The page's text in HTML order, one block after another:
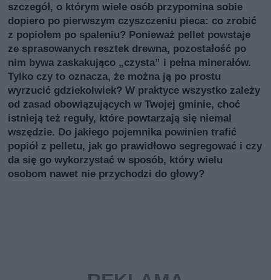
szczegół, o którym wiele osób przypomina sobie
dopiero po pierwszym czyszczeniu pieca: co zrobić
z popiołem po spaleniu? Ponieważ pellet powstaje
ze sprasowanych resztek drewna, pozostałość po
nim bywa zaskakująco „czysta” i pełna minerałów.
Tylko czy to oznacza, że można ją po prostu
wyrzucić gdziekolwiek? W praktyce wszystko zależy
od zasad obowiązujących w Twojej gminie, choć
istnieją też reguły, które powtarzają się niemal
wszędzie. Do jakiego pojemnika powinien trafić
popiół z pelletu, jak go prawidłowo segregować i czy
da się go wykorzystać w sposób, który wielu
osobom nawet nie przychodzi do głowy?